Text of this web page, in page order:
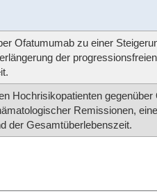
Ofatumumab zu einer
der
Hochrisikopatienten
Remissionen,
der Gesamtüberlebenszeit.